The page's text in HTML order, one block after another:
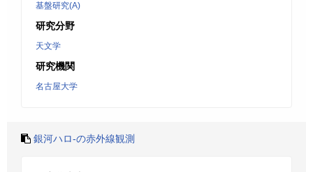
基盤研究(A)
研究分野
天文学
研究機関
名古屋大学
銀河ハロ-の赤外線観測